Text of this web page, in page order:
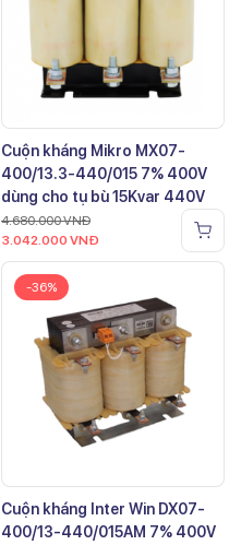
Cuộn kháng Mikro MX07-
400/13.3-440/015 7% 400V
dùng cho tụ bù 15Kvar 440V
4.680.000VNĐ
3.042.000 VNĐ
-36%
Cuộn kháng Inter Win DX07-
400/13-440/015AM 7% 400V